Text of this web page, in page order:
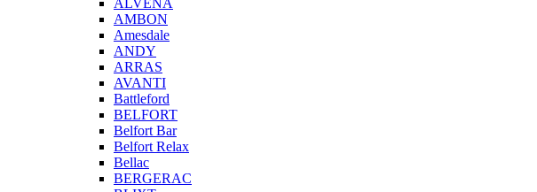
ALVENA
AMBON
Amesdale
ANDY
ARRAS
AVANTI
Battleford
BELFORT
Belfort Bar
Belfort Relax
Bellac
BERGERAC